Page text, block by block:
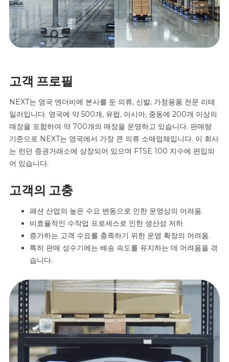
고객 프로필
NEXT는 영국 엔더비에 본사를 둔 의류, 신발, 가정용품 전문 리테
일러입니다. 영국에 약 500개, 유럽, 아시아, 중동에 200개 이상의
매장을 포함하여 약 700개의 매장을 운영하고 있습니다. 판매량
기준으로 NEXT는 영국에서 가장 큰 의류 소매업체입니다. 이 회사
는 런던 증권거래소에 상장되어 있으며 FTSE 100 지수에 편입되
어 있습니다.
고객의 고충
패션 산업의 높은 수요 변동으로 인한 운영상의 어려움.
비효율적인 수작업 프로세스로 인한 생산성 저하.
증가하는 고객 수요를 충족하기 위한 운영 확장의 어려움.
특히 판매 성수기에는 배송 속도를 유지하는 데 어려움을 겪
습니다.